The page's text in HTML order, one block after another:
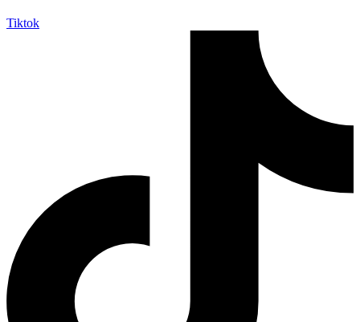
Tiktok